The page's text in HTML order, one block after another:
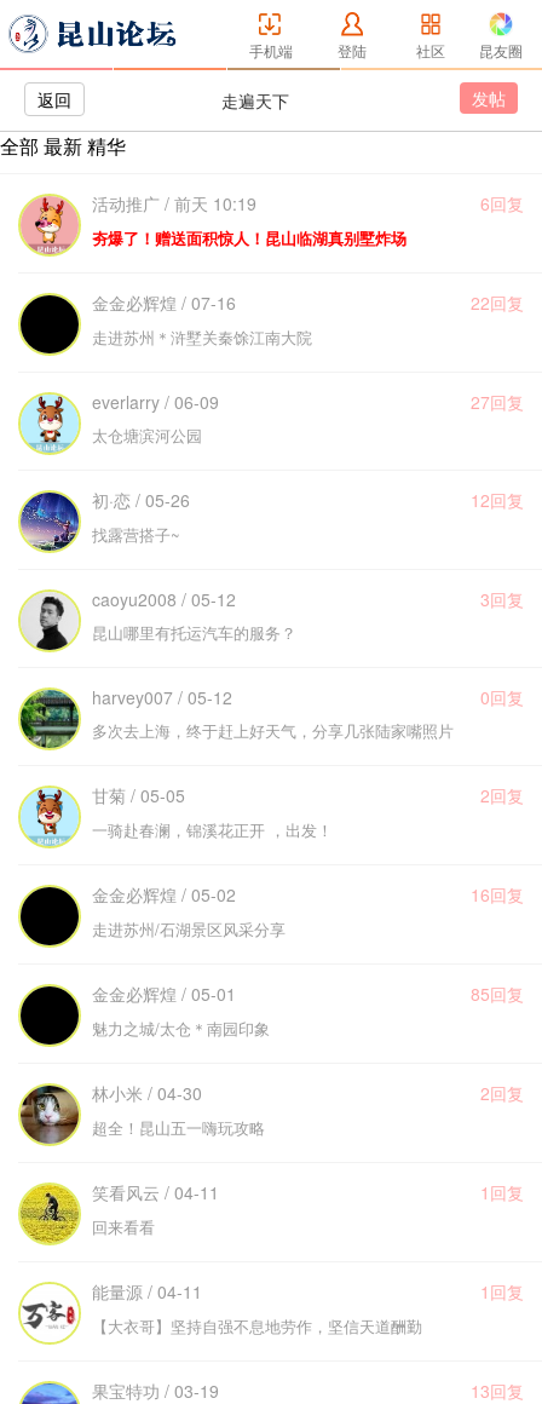
手机端 登陆 社区 昆友圈
返回 走遍天下 发帖
全部 最新精华
活动推广 / 前天 10:19 6回复
夯爆了！赠送面积惊人！昆山临湖真别墅炸场
金金必辉煌 / 07-16 22回复
走进苏州＊浒墅关秦馀江南大院
everlarry / 06-09 27回复
太仓塘滨河公园
初·恋 / 05-26 12回复
找露营搭子~
caoyu2008 / 05-12 3回复
昆山哪里有托运汽车的服务？
harvey007 / 05-12 0回复
多次去上海，终于赶上好天气，分享几张陆家嘴照片
甘菊 / 05-05 2回复
一骑赴春澜，锦溪花正开 ，出发！
金金必辉煌 / 05-02 16回复
走进苏州/石湖景区风采分享
金金必辉煌 / 05-01 85回复
魅力之城/太仓＊南园印象
林小米 / 04-30 2回复
超全！昆山五一嗨玩攻略
笑看风云 / 04-11 1回复
回来看看
能量源 / 04-11 1回复
【大衣哥】坚持自强不息地劳作，坚信天道酬勤
果宝特功 / 03-19 13回复